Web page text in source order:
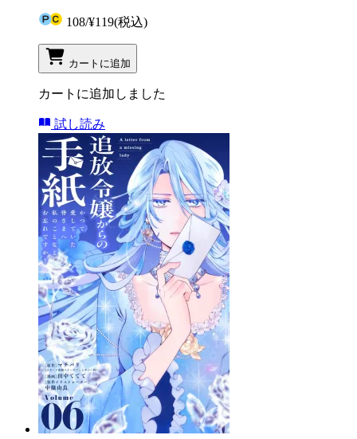
108/¥119(税込)
カートに追加
カートに追加しました
試し読み